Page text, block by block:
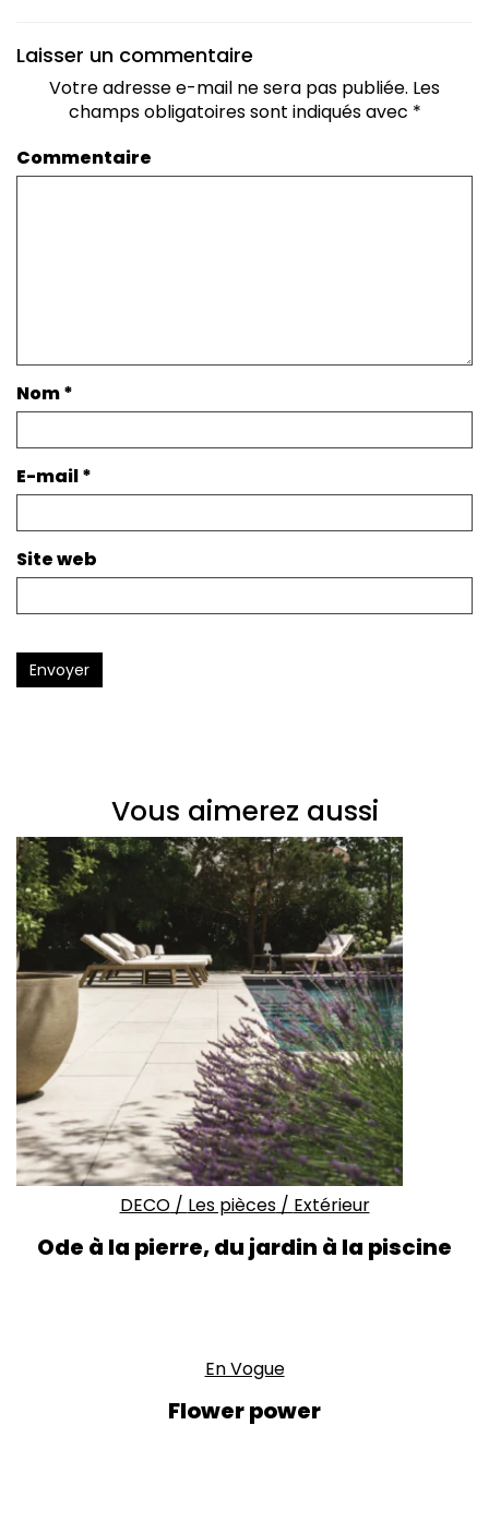
Laisser un commentaire
Votre adresse e-mail ne sera pas publiée. Les
champs obligatoires sont indiqués avec *
Commentaire
Nom*
E-mail*
Site web
Envoyer
Vous aimerez aussi
DECO/ Les pièces/ Extérieur
Ode à la pierre, du jardin à la piscine
En Vogue
Flower power